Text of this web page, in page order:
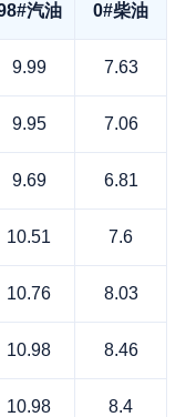
汽油 0#柴油
9.99 7.63
9.95 7.06
9.69 6.81
10.51 7.6
10.76 8.03
10.98 8.46
10.98 8.4